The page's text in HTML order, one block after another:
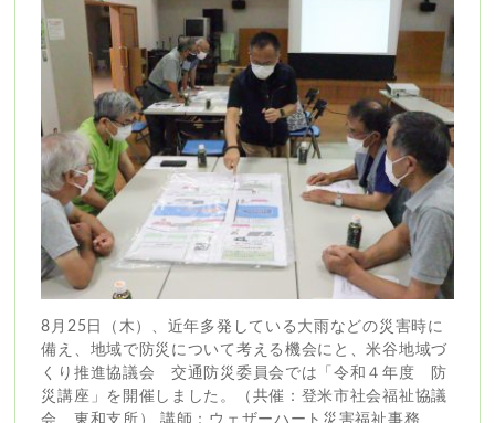
8月25日（木）、近年多発している大雨などの災害時に
備え、地域で防災について考える機会にと、米谷地域づ
くり推進協議会 交通防災委員会では「令和４年度 防
災講座」を開催しました。（共催：登米市社会福祉協議